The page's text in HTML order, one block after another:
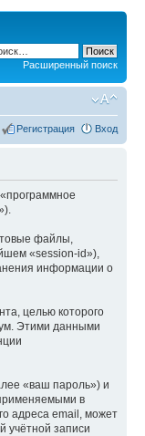
Расширенный поиск
Регистрация Вход
файлы,
«session-id»),
информации о
целью которого
Этими данными
«ваш пароль») и
в
адреса email, может
учётной записи